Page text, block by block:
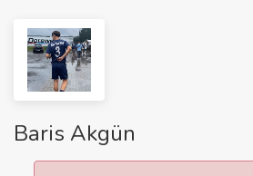
Baris Akgün